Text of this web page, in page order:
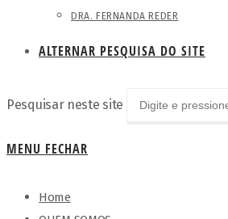
DRA. FERNANDA REDER
ALTERNAR PESQUISA DO SITE
Pesquisar neste site
MENU FECHAR
Home